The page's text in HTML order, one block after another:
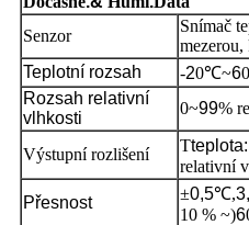
Senzor
Snímač
Teplotní rozsah
-20℃~6
Rozsah relativní
vlhkosti
0~99%
Výstupní rozlišení T
relativní
Přesnost
±0,5℃,
10 % ~)6